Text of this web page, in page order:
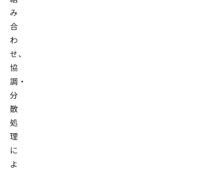
み
合
わ
せ、
協
調・
分
散
処
理
に
よ